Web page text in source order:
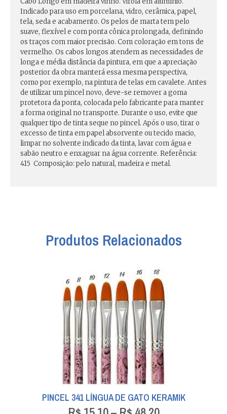
Indicado para uso em porcelana, vidro, cerâmica, papel,
tela, seda e acabamento. Os pelos de marta tem pelo
suave, flexível e com ponta cônica prolongada, definindo
os traços com maior precisão. Com coloração em tons de
vermelho. Os cabos longos atendem as necessidades de
longa e média distância da pintura, em que a apreciação
posterior da obra manterá essa mesma perspectiva,
como por exemplo, na pintura de telas em cavalete. Antes
de utilizar um pincel novo, deve-se remover a goma
protetora da ponta, colocada pelo fabricante para manter
a forma original no transporte. Durante o uso, evite que
qualquer tipo de tinta seque no pincel. Após o uso, tirar o
excesso de tinta em papel absorvente ou tecido macio,
limpar no solvente indicado da tinta, lavar com água e
sabão neutro e enxaguar na água corrente. Referência:
415 Composição: pelo natural, madeira e metal.
Produtos Relacionados
PINCEL 341 LÍNGUA DE GATO KERAMIK